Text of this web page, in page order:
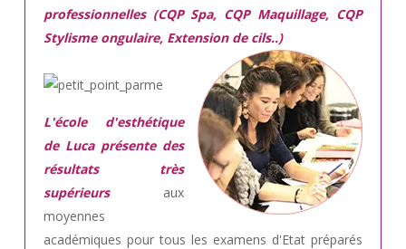
professionnelles (CQP Spa, CQP Maquillage, CQP
Stylisme ongulaire, Extension de cils..)
L'école d'esthétique
de Luca présente des
résultats très
supérieurs aux
moyennes
académiques pour tous les examens d'Etat préparés